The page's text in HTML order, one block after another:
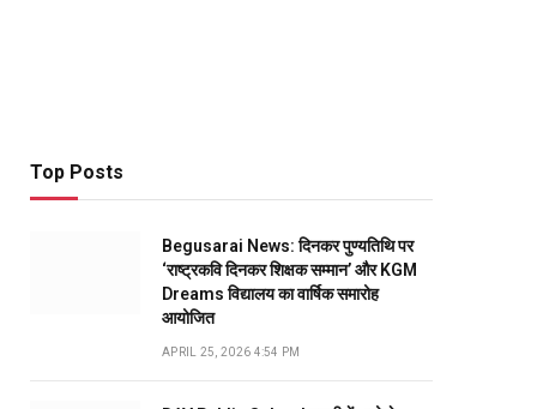
Top Posts
Begusarai News: दिनकर पुण्यतिथि पर
‘राष्ट्रकवि दिनकर शिक्षक सम्मान’ और KGM
Dreams विद्यालय का वार्षिक समारोह
आयोजित
APRIL 25, 2026 4:54 PM